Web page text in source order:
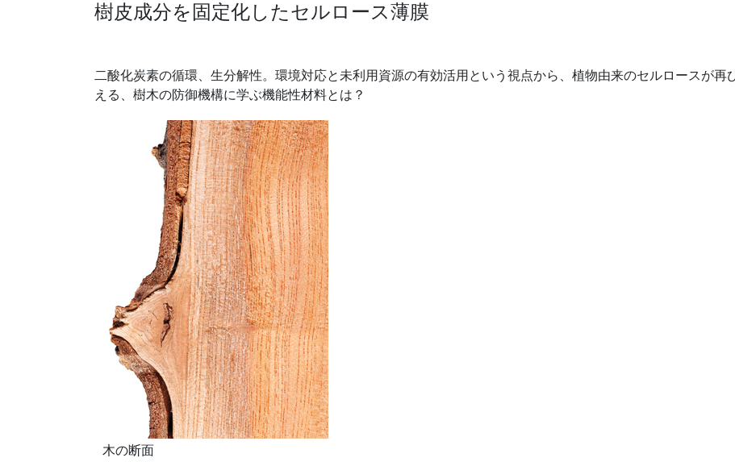
樹皮成分を固定化したセルロース薄膜
二酸化炭素の循環、生分解性。環境対応と未利用資源の有効活用という視点から、植物由来のセルロースが
える、樹木の防御機構に学ぶ機能性材料とは？
木の断面